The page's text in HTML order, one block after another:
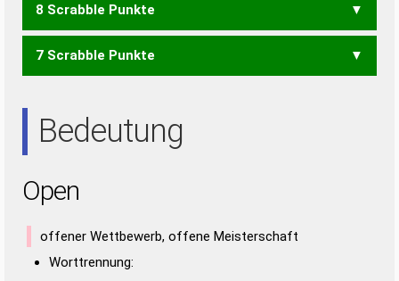
8 Scrabble Punkte
PEON
7 Scrabble Punkte
Bedeutung
Open
offener Wettbewerb, offene Meisterschaft
Worttrennung: